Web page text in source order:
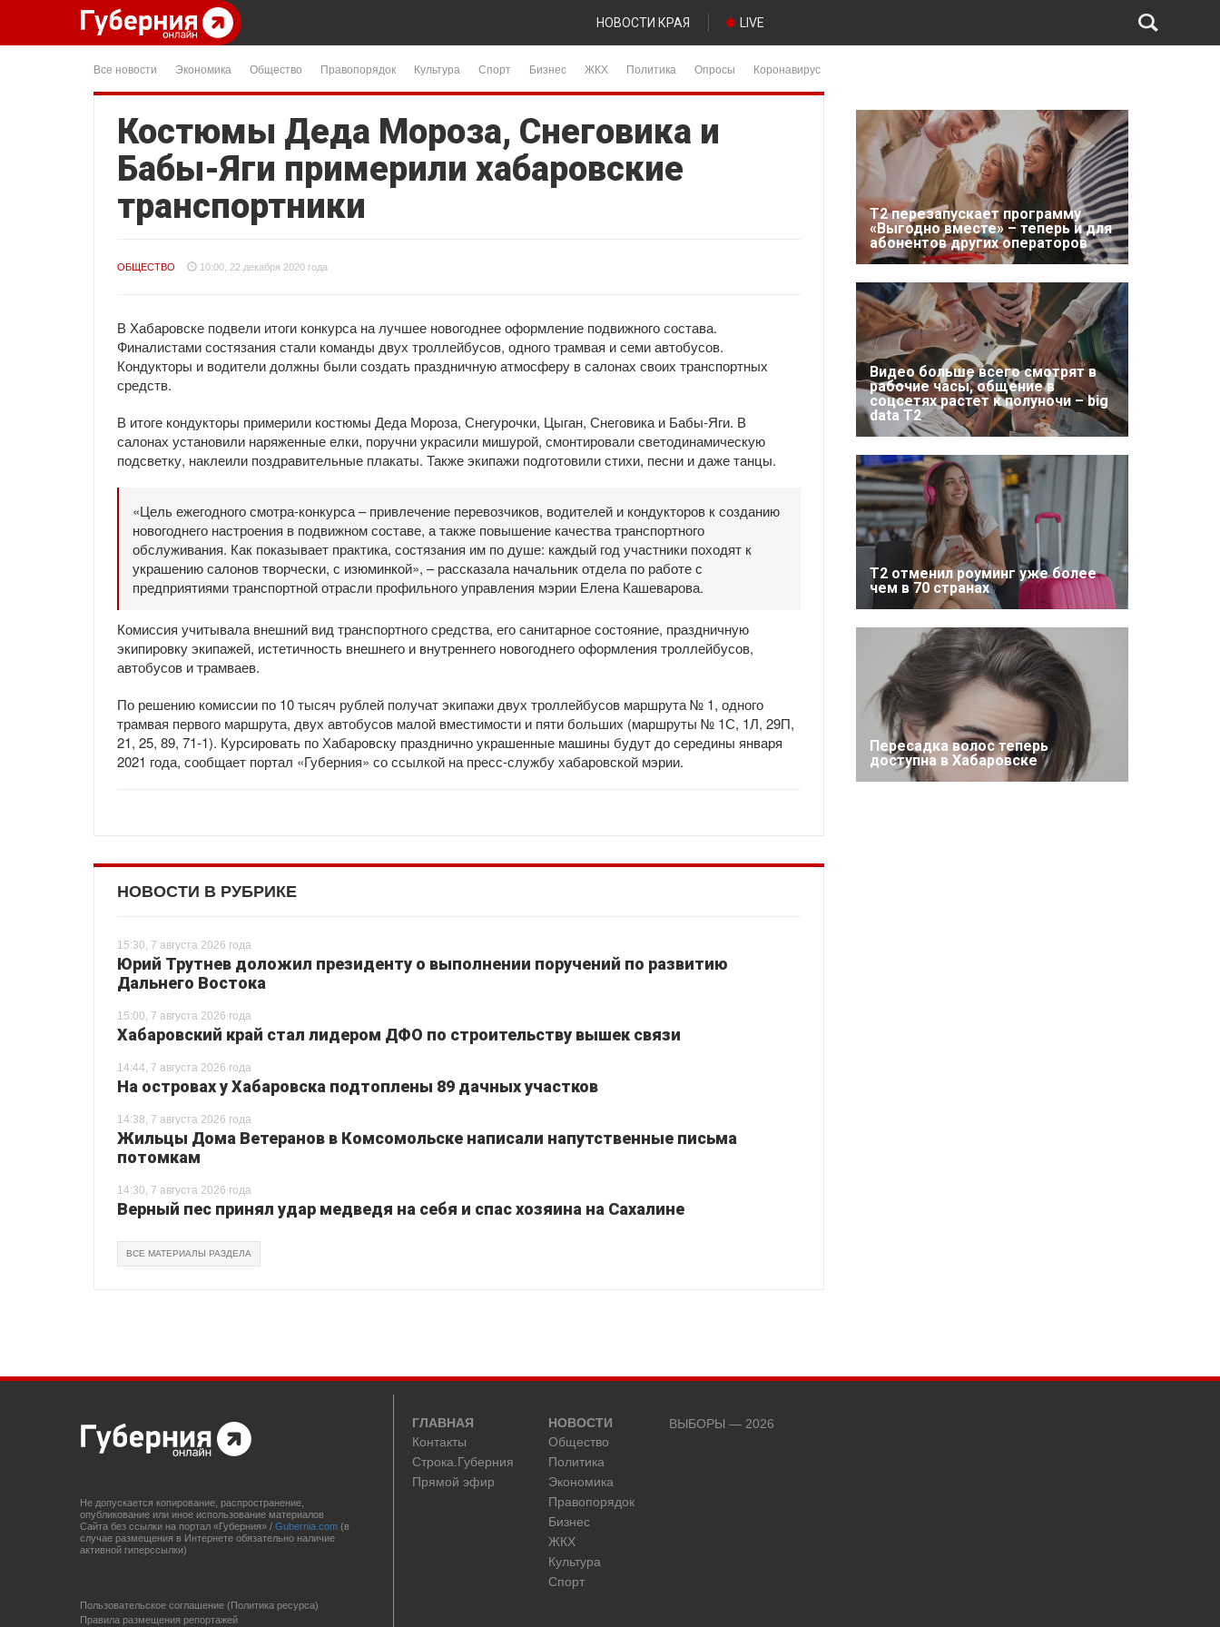
НОВОСТИ КРАЯ LIVE
Все новости Экономика Общество Правопорядок Культура Спорт Бизнес ЖКХ Политика Опросы Коронавирус
Костюмы Деда Мороза, Снеговика и
Бабы-Яги примерили хабаровские
транспортники
ОБЩЕСТВО 10:00, 22 декабря 2020 года
В Хабаровске подвели итоги конкурса на лучшее новогоднее оформление подвижного состава.
Финалистами состязания стали команды двух троллейбусов, одного трамвая и семи автобусов.
Кондукторы и водители должны были создать праздничную атмосферу в салонах своих транспортных
средств.
В итоге кондукторы примерили костюмы Деда Мороза, Снегурочки, Цыган, Снеговика и Бабы-Яги. В
салонах установили наряженные елки, поручни украсили мишурой, смонтировали светодинамическую
подсветку, наклеили поздравительные плакаты. Также экипажи подготовили стихи, песни и даже танцы.
«Цель ежегодного смотра-конкурса – привлечение перевозчиков, водителей и кондукторов к созданию
новогоднего настроения в подвижном составе, а также повышение качества транспортного
обслуживания. Как показывает практика, состязания им по душе: каждый год участники походят к
украшению салонов творчески, с изюминкой», – рассказала начальник отдела по работе с
предприятиями транспортной отрасли профильного управления мэрии Елена Кашеварова.
Комиссия учитывала внешний вид транспортного средства, его санитарное состояние, праздничную
экипировку экипажей, истетичность внешнего и внутреннего новогоднего оформления троллейбусов,
автобусов и трамваев.
По решению комиссии по 10 тысяч рублей получат экипажи двух троллейбусов маршрута № 1, одного
трамвая первого маршрута, двух автобусов малой вместимости и пяти больших (маршруты № 1С, 1Л, 29П,
21, 25, 89, 71-1). Курсировать по Хабаровску празднично украшенные машины будут до середины января
2021 года, сообщает портал «Губерния» со ссылкой на пресс-службу хабаровской мэрии.
НОВОСТИ В РУБРИКЕ
15:30, 7 августа 2026 года
Юрий Трутнев доложил президенту о выполнении поручений по развитию
Дальнего Востока
15:00, 7 августа 2026 года
Хабаровский край стал лидером ДФО по строительству вышек связи
14:44, 7 августа 2026 года
На островах у Хабаровска подтоплены 89 дачных участков
14:38, 7 августа 2026 года
Жильцы Дома Ветеранов в Комсомольске написали напутственные письма
потомкам
14:30, 7 августа 2026 года
Верный пес принял удар медведя на себя и спас хозяина на Сахалине
ВСЕ МАТЕРИАЛЫ РАЗДЕЛА
Т2 перезапускает программу
«Выгодно вместе» – теперь и для
абонентов других операторов
Видео больше всего смотрят в
рабочие часы, общение в
соцсетях растет к полуночи – big
data T2
Т2 отменил роуминг уже более
чем в 70 странах
Пересадка волос теперь
доступна в Хабаровске
Не допускается копирование, распространение,
опубликование или иное использование материалов
Сайта без ссылки на портал «Губерния» / Gubernia.com (в
случае размещения в Интернете обязательно наличие
активной гиперссылки)
Пользовательское соглашение (Политика ресурса)
Правила размещения репортажей
ГЛАВНАЯ
Контакты
Строка.Губерния
Прямой эфир
НОВОСТИ
Общество
Политика
Экономика
Правопорядок
Бизнес
ЖКХ
Культура
Спорт
ВЫБОРЫ — 2026